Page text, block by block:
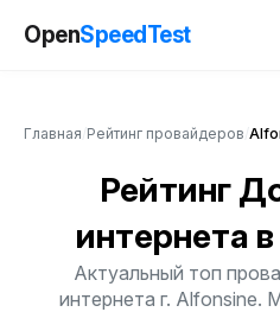
OpenSpeedTest
Главная Рейтинг провайдеров
Рейтинг
интернета
Актуальный топ
интернета г. Alfonsine.